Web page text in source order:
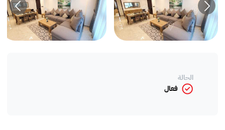
الحالة
فعال